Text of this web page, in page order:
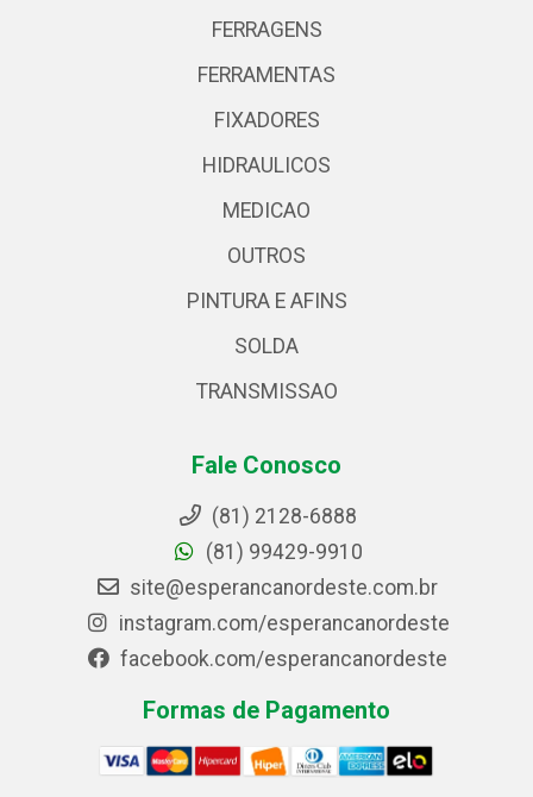
FERRAGENS
FERRAMENTAS
FIXADORES
HIDRAULICOS
MEDICAO
OUTROS
PINTURA E AFINS
SOLDA
TRANSMISSAO
Fale Conosco
(81) 2128-6888
(81) 99429-9910
site@esperancanordeste.com.br
instagram.com/esperancanordeste
facebook.com/esperancanordeste
Formas de Pagamento